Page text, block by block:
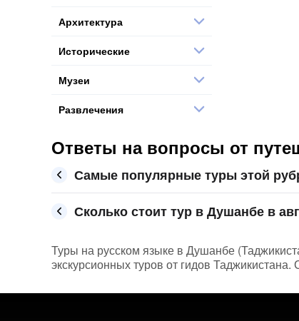
Архитектура
Исторические
Музеи
Развлечения
Ответы на вопросы от
Самые популярные туры этой
Сколько стоит тур в Душанбе в
Туры на русском языке в Душанбе
экскурсионных туров от гидов